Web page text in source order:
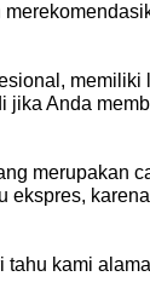
memiliki
jika Anda
merupakan
ekspres,
kami